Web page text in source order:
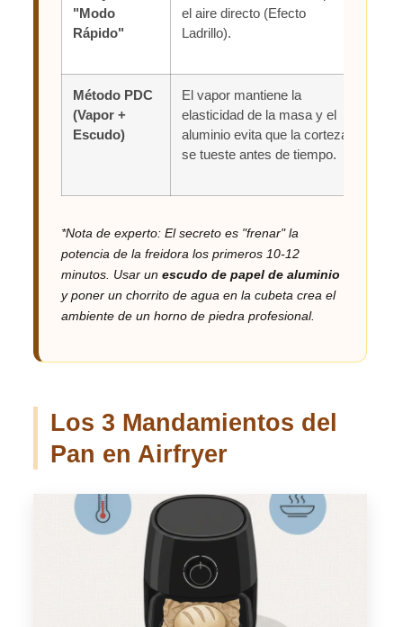
"Modo
Rápido"
el aire directo (Efecto
Ladrillo).
Método PDC
(Vapor +
Escudo)
El vapor mantiene la
elasticidad de la masa y el
aluminio evita que la corteza
se tueste antes de tiempo.
*Nota de experto: El secreto es "frenar" la
potencia de la freidora los primeros 10-12
minutos. Usar un escudo de papel de aluminio
y poner un chorrito de agua en la cubeta crea el
ambiente de un horno de piedra profesional.
Los 3 Mandamientos del
Pan en Airfryer